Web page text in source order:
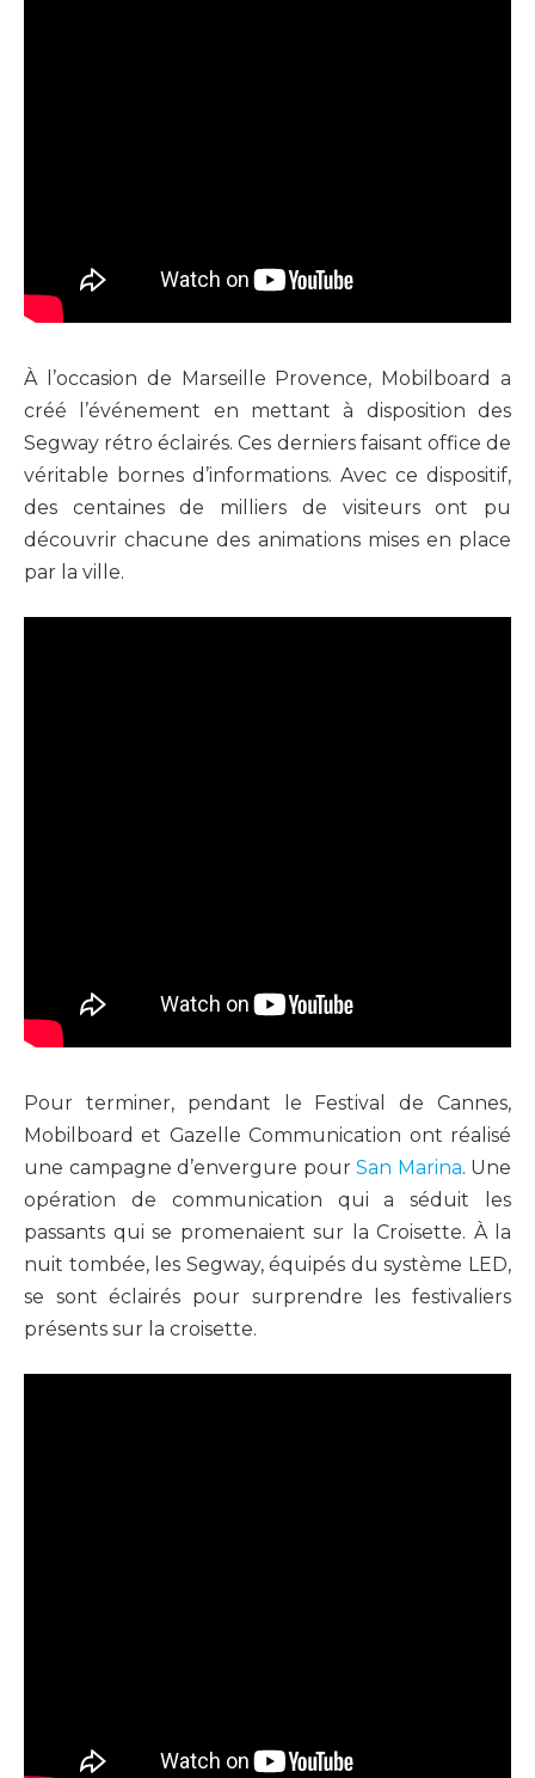
À l’occasion de Marseille Provence, Mobilboard a
créé l’événement en mettant à disposition des
Segway rétro éclairés. Ces derniers faisant office de
véritable bornes d’informations. Avec ce dispositif,
des centaines de milliers de visiteurs ont pu
découvrir chacune des animations mises en place
par la ville.
Pour terminer, pendant le Festival de Cannes,
Mobilboard et Gazelle Communication ont réalisé
une campagne d’envergure pour San Marina. Une
opération de communication qui a séduit les
passants qui se promenaient sur la Croisette. À la
nuit tombée, les Segway, équipés du système LED,
se sont éclairés pour surprendre les festivaliers
présents sur la croisette.